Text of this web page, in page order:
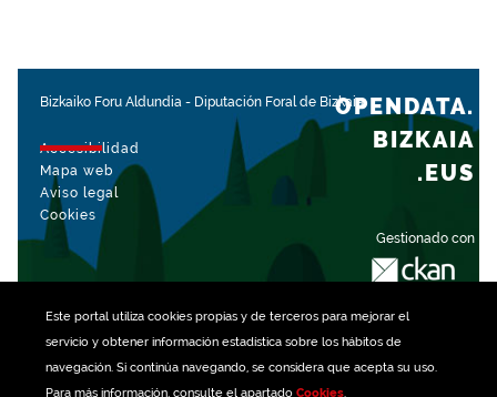
Este portal utiliza cookiespropias y de terceros para mejorar el
servicio y obtener información estadística sobre los hábitos de
navegación. Si continúa navegando, se considera que acepta su uso.
Para más información, consulte el apartado Cookies.
Bizkaiko Foru Aldundia - Diputación Foral de Bizkaia
Accesibilidad
Mapa web
Aviso legal
Cookies
Gestionado con
OPENDATA.
BIZKAIA
.EUS